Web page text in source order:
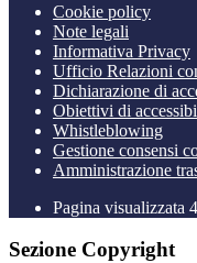
Cookie policy
Note legali
Informativa Privacy
Ufficio Relazioni
Dichiarazione di
Obiettivi di
Whistleblowing
Gestione consensi
Amministrazione
Pagina visualizzata
Sezione Copyright